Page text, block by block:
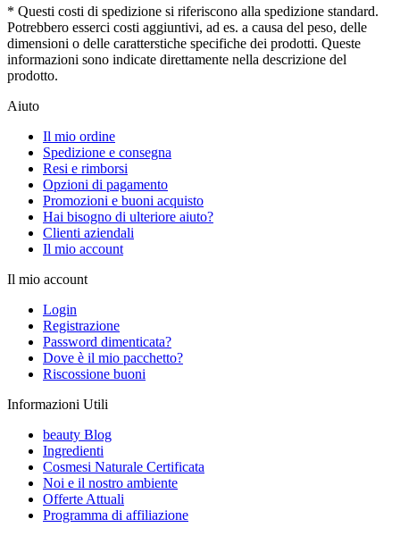
* Questi costi di spedizione si riferiscono alla spedizione standard.
Potrebbero esserci costi aggiuntivi, ad es. a causa del peso, delle
dimensioni o delle caratterstiche specifiche dei prodotti. Queste
informazioni sono indicate direttamente nella descrizione del
prodotto.
Aiuto
Il mio ordine
Spedizione e consegna
Resi e rimborsi
Opzioni di pagamento
Promozioni e buoni acquisto
Hai bisogno di ulteriore aiuto?
Clienti aziendali
Il mio account
Il mio account
Login
Registrazione
Password dimenticata?
Dove è il mio pacchetto?
Riscossione buoni
Informazioni Utili
beauty Blog
Ingredienti
Cosmesi Naturale Certificata
Noi e il nostro ambiente
Offerte Attuali
Programma di affiliazione